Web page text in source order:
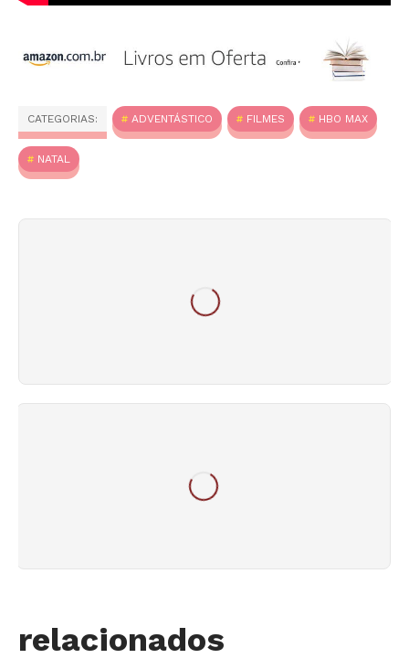
CATEGORIAS: ADVENTÁSTICO FILMES HBO MAX
NATAL
relacionados